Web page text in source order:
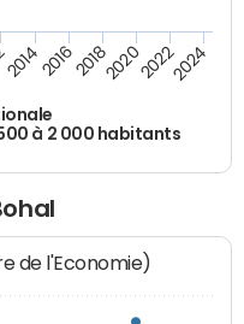
à 2 000 habitants
201420162018202020222024
de l'Economie)